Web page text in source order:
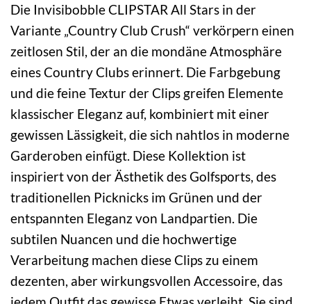
Die Invisibobble CLIPSTAR All Stars in der
Variante „Country Club Crush“ verkörpern einen
zeitlosen Stil, der an die mondäne Atmosphäre
eines Country Clubs erinnert. Die Farbgebung
und die feine Textur der Clips greifen Elemente
klassischer Eleganz auf, kombiniert mit einer
gewissen Lässigkeit, die sich nahtlos in moderne
Garderoben einfügt. Diese Kollektion ist
inspiriert von der Ästhetik des Golfsports, des
traditionellen Picknicks im Grünen und der
entspannten Eleganz von Landpartien. Die
subtilen Nuancen und die hochwertige
Verarbeitung machen diese Clips zu einem
dezenten, aber wirkungsvollen Accessoire, das